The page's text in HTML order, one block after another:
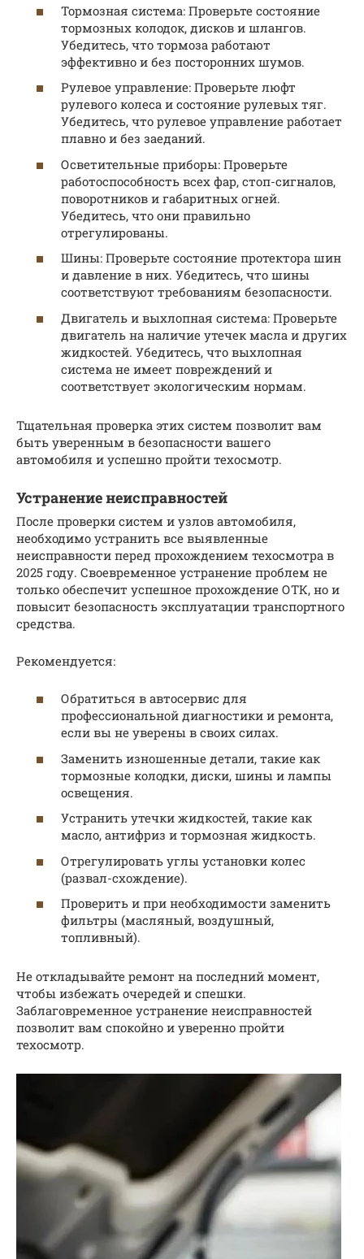
Тормозная система: Проверьте состояние
тормозных колодок, дисков и шлангов.
Убедитесь, что тормоза работают
эффективно и без посторонних шумов.
Рулевое управление: Проверьте люфт
рулевого колеса и состояние рулевых тяг.
Убедитесь, что рулевое управление работает
плавно и без заеданий.
Осветительные приборы: Проверьте
работоспособность всех фар, стоп-сигналов,
поворотников и габаритных огней.
Убедитесь, что они правильно
отрегулированы.
Шины: Проверьте состояние протектора шин
и давление в них. Убедитесь, что шины
соответствуют требованиям безопасности.
Двигатель и выхлопная система: Проверьте
двигатель на наличие утечек масла и других
жидкостей. Убедитесь, что выхлопная
система не имеет повреждений и
соответствует экологическим нормам.
Тщательная проверка этих систем позволит вам
быть уверенным в безопасности вашего
автомобиля и успешно пройти техосмотр.
Устранение неисправностей
После проверки систем и узлов автомобиля,
необходимо устранить все выявленные
неисправности перед прохождением техосмотра в
2025 году. Своевременное устранение проблем не
только обеспечит успешное прохождение ОТК, но и
повысит безопасность эксплуатации транспортного
средства.
Рекомендуется:
Обратиться в автосервис для
профессиональной диагностики и ремонта,
если вы не уверены в своих силах.
Заменить изношенные детали, такие как
тормозные колодки, диски, шины и лампы
освещения.
Устранить утечки жидкостей, такие как
масло, антифриз и тормозная жидкость.
Отрегулировать углы установки колес
(развал-схождение).
Проверить и при необходимости заменить
фильтры (масляный, воздушный,
топливный).
Не откладывайте ремонт на последний момент,
чтобы избежать очередей и спешки.
Заблаговременное устранение неисправностей
позволит вам спокойно и уверенно пройти
техосмотр.